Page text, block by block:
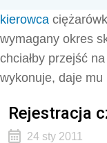
kierowca
wymagany okres
chciałby przejść
wykonuje, daje
Rejestracja
24 sty 2011